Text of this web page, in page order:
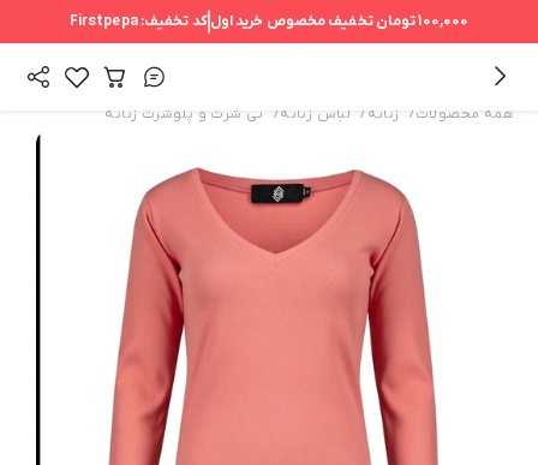
100,000 تومان تخفیف مخصوص خرید اول کد تخفیف:Firstpepa
همه محصولات/ زنانه / لباس زنانه/ تی شرت و پلوشرت زنانه